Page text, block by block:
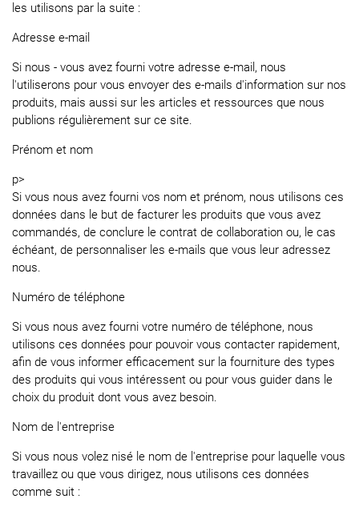
les utilisons par la suite :
Adresse e-mail
Si nous - vous avez fourni votre adresse e-mail, nous
l'utiliserons pour vous envoyer des e-mails d'information sur nos
produits, mais aussi sur les articles et ressources que nous
publions régulièrement sur ce site.
Prénom et nom
p>
Si vous nous avez fourni vos nom et prénom, nous utilisons ces
données dans le but de facturer les produits que vous avez
commandés, de conclure le contrat de collaboration ou, le cas
échéant, de personnaliser les e-mails que vous leur adressez
nous.
Numéro de téléphone
Si vous nous avez fourni votre numéro de téléphone, nous
utilisons ces données pour pouvoir vous contacter rapidement,
afin de vous informer efficacement sur la fourniture des types
des produits qui vous intéressent ou pour vous guider dans le
choix du produit dont vous avez besoin.
Nom de l'entreprise
Si vous nous volez nisé le nom de l'entreprise pour laquelle vous
travaillez ou que vous dirigez, nous utilisons ces données
comme suit :